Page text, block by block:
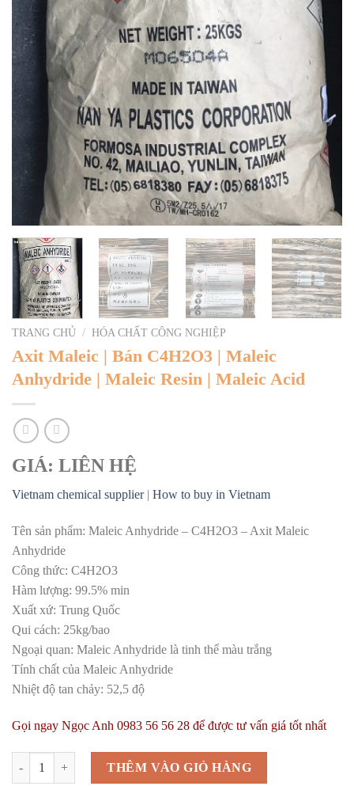
TRANG CHỦ / HÓA CHẤT CÔNG NGHIỆP
Axit Maleic | Bán C4H2O3 | Maleic
Anhydride | Maleic Resin | Maleic Acid
GIÁ: LIÊN HỆ
Vietnam chemical supplier| How to buy in Vietnam
Tên sản phẩm: Maleic Anhydride – C4H2O3 – Axit Maleic
Anhydride
Công thức: C4H2O3
Hàm lượng: 99.5% min
Xuất xứ: Trung Quốc
Qui cách: 25kg/bao
Ngoại quan: Maleic Anhydride là tinh thể màu trắng
Tính chất của Maleic Anhydride
Nhiệt độ tan chảy: 52,5 độ
Gọi ngay Ngọc Anh 0983 56 56 28 để được tư vấn giá tốt nhất
Axit Maleic | Bán C4H2O3 | Maleic Anhydride | Maleic Resin | Maleic
THÊM VÀO GIỎ HÀNG